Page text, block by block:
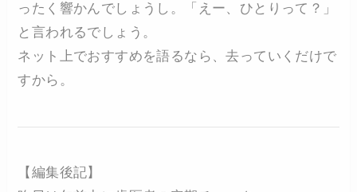
ったく響かんでしょうし。「えー、ひとりって？」
と言われるでしょう。
ネット上でおすすめを語るなら、去っていくだけで
すから。
【編集後記】